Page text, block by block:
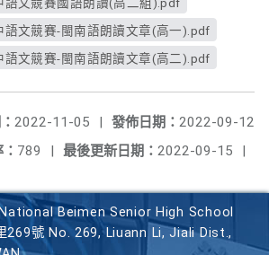
語文競賽-閩南語朗讀文章(高一).pdf
語文競賽-閩南語朗讀文章(高二).pdf
發佈日期： 2022-09-12
2022-11-05
|
最後更新日期： 2022-09-15 |
789 |
National Beimen Senior High School
269號 No. 269, Liuann Li, Jiali Dist.,